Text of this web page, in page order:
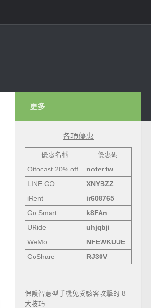
更多
各項優惠
優惠名稱
優惠碼
Ottocast 20% off
noter.tw
LINE GO
XNYBZZ
iRent
ir608765
Go Smart
k8FAn
URide
uhjqbji
WeMo
NFEWKUUE
GoShare
RJ30V
保護智慧型手機免受駭客攻擊的 8
大技巧